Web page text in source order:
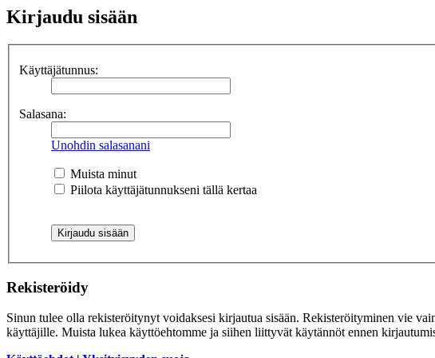
Kirjaudu sisään
Käyttäjätunnus:
Salasana:
Unohdin salasanani
Muista minut
Piilota käyttäjätunnukseni tällä kertaa
Rekisteröidy
Sinun tulee olla rekisteröitynyt voidaksesi kirjautua sisään. Rekisteröityminen vie
käyttäjille. Muista lukea käyttöehtomme ja siihen liittyvät käytännöt ennen